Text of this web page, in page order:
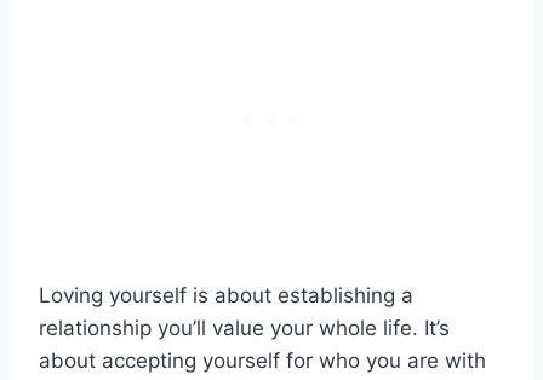
Loving yourself is about establishing a
relationship you’ll value your whole life. It’s
about accepting yourself for who you are with